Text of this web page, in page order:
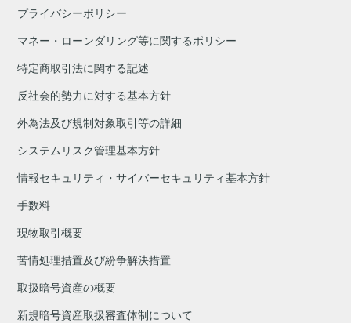
プライバシーポリシー
マネー・ローンダリング等に関するポリシー
特定商取引法に関する記述
反社会的勢力に対する基本方針
外為法及び規制対象取引等の詳細
システムリスク管理基本方針
情報セキュリティ・サイバーセキュリティ基本方針
手数料
現物取引概要
苦情処理措置及び紛争解決措置
取扱暗号資産の概要
新規暗号資産取扱審査体制について